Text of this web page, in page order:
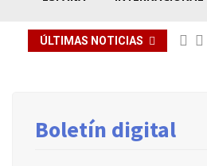
ÚLTIMAS NOTICIAS
Boletín digital